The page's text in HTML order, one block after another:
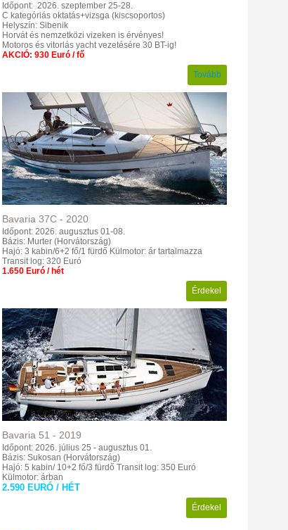
Időpont: 2026. szeptember 25-28.
C kategóriás oktatás+vizsga (kiscsoportos)
Helyszín: Sibenik
Horvát és nemzetközi vizeken is érvényes!
Motoros és vitorlás yacht vezetésére 30 BT-ig!
AKCIÓ: 930 Euró / fő
Tovább
Bavaria 37C - 2020
Időpont: 2026. augusztus 01-08.
Bázis: Murter (Horvátország)
Hajó: 3 kabin/6+2 fő/1 fürdő Külmotor: ár tartalmazza
Transit log: 320 Euró
1.650 Euró / hét
Érdekel
Bavaria 51 - 2019
Időpont: 2026. július 25 - augusztus 01.
Bázis: Sukosan (Horvátország)
Hajó: 5 kabin/ 10+2 fő/3 fürdő Transit log: 350 Euró
Külmotor: árban
2.590 EURÓ / HÉT
Érdekel